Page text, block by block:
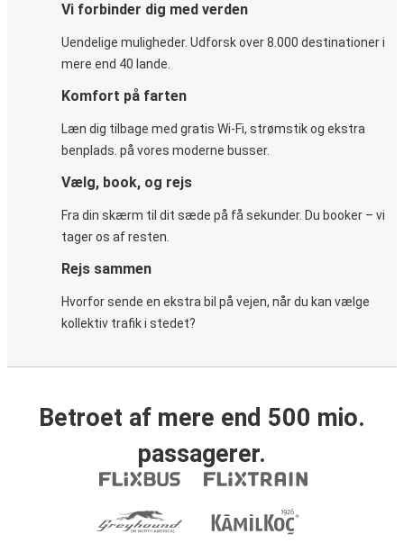
Vi forbinder dig med verden
Uendelige muligheder. Udforsk over 8.000 destinationer i
mere end 40 lande.
Komfort på farten
Læn dig tilbage med gratis Wi-Fi, strømstik og ekstra
benplads. på vores moderne busser.
Vælg, book, og rejs
Fra din skærm til dit sæde på få sekunder. Du booker – vi
tager os af resten.
Rejs sammen
Hvorfor sende en ekstra bil på vejen, når du kan vælge
kollektiv trafik i stedet?
Betroet af mere end 500 mio.
passagerer.